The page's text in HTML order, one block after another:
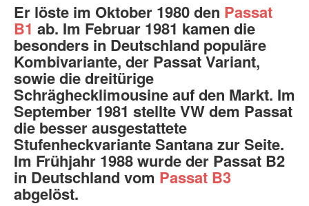
Er löste im Oktober 1980 den Passat
B1 ab. Im Februar 1981 kamen die
besonders in Deutschland populäre
Kombivariante, der Passat Variant,
sowie die dreitürige
Schräghecklimousine auf den Markt. Im
September 1981 stellte VW dem Passat
die besser ausgestattete
Stufenheckvariante Santana zur Seite.
Im Frühjahr 1988 wurde der Passat B2
in Deutschland vom Passat B3
abgelöst.